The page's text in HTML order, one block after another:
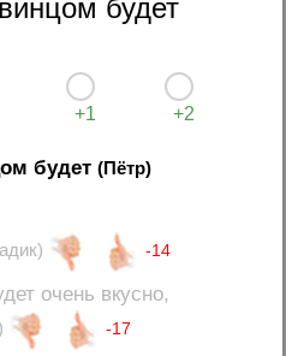
будет
+1 +2
будет(Пётр)
-14
очень вкусно,
-17